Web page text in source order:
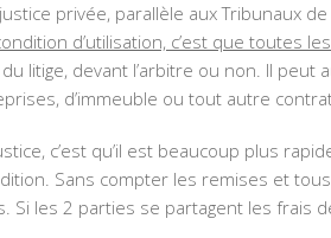
justice privée, parallèle aux Tribunaux
d’utilisation, c’est que toutes
litige, devant l’arbitre ou non. Il
d’immeuble ou tout autre
c’est qu’il est beaucoup plus
Sans compter les remises et
Si les 2 parties se partagent les frais